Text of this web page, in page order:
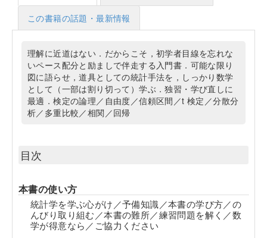
この書籍の話題・最新情報
理解に近道はない．だからこそ，初学者目線を忘れな
いペース配分と励ましで伴走する入門書．可能な限り
図に語らせ，道具としての統計手法を，しっかり数学
として（一部は割り切って）学ぶ．独習・学び直しに
最適．検定の論理／自由度／信頼区間／t 検定／分散分
析／多重比較／相関／回帰
目次
本書の使い方
統計学を学ぶ心がけ／予備知識／本書の学び方／の
んびり取り組む／本書の難所／練習問題を解く／数
学が得意なら／ご協力ください